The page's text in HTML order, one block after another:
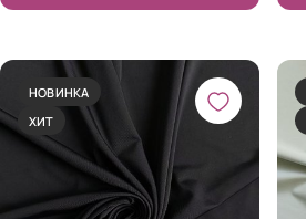
НОВИНКА
ХИТ